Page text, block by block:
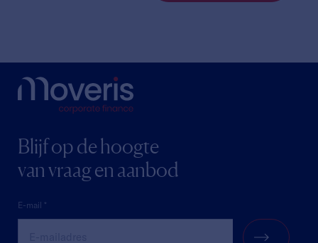
Blijf op de hoogte
van vraag en aanbod